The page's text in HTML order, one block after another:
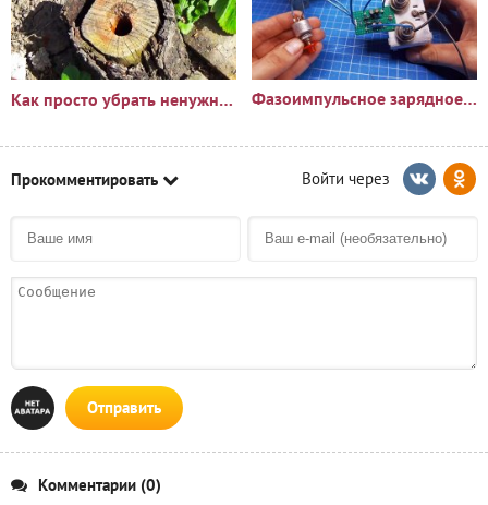
Как просто убрать ненужный пень?🪵 Фазоимпульсное зарядное устройство своими руками
Прокомментировать
Отправить
Комментарии (0)